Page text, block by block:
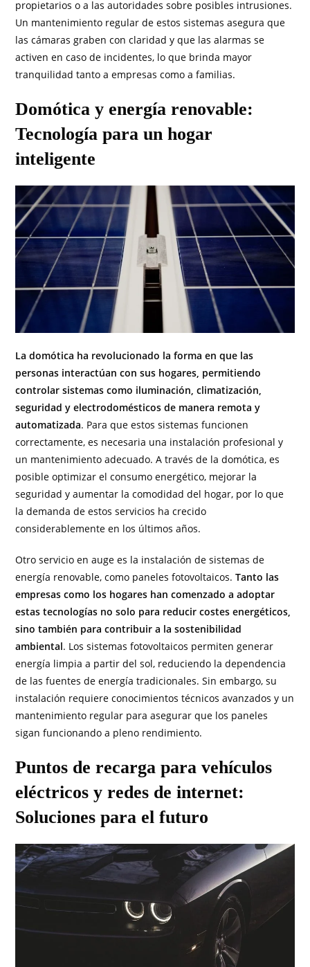
propietarios o a las autoridades sobre posibles intrusiones.
Un mantenimiento regular de estos sistemas asegura que
las cámaras graben con claridad y que las alarmas se
activen en caso de incidentes, lo que brinda mayor
tranquilidad tanto a empresas como a familias.
Domótica y energía renovable:
Tecnología para un hogar
inteligente
La domótica ha revolucionado la forma en que las
personas interactúan con sus hogares, permitiendo
controlar sistemas como iluminación, climatización,
seguridad y electrodomésticos de manera remota y
automatizada. Para que estos sistemas funcionen
correctamente, es necesaria una instalación profesional y
un mantenimiento adecuado. A través de la domótica, es
posible optimizar el consumo energético, mejorar la
seguridad y aumentar la comodidad del hogar, por lo que
la demanda de estos servicios ha crecido
considerablemente en los últimos años.
Otro servicio en auge es la instalación de sistemas de
energía renovable, como paneles fotovoltaicos.Tanto las
empresas como los hogares han comenzado a adoptar
estas tecnologías no solo para reducir costes energéticos,
sino también para contribuir a la sostenibilidad
ambiental. Los sistemas fotovoltaicos permiten generar
energía limpia a partir del sol, reduciendo la dependencia
de las fuentes de energía tradicionales. Sin embargo, su
instalación requiere conocimientos técnicos avanzados y un
mantenimiento regular para asegurar que los paneles
sigan funcionando a pleno rendimiento.
Puntos de recarga para vehículos
eléctricos y redes de internet:
Soluciones para el futuro